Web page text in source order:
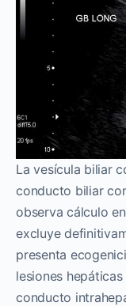
La vesícula biliar
conducto biliar
observa cálculo
excluye
presenta
lesiones
conducto